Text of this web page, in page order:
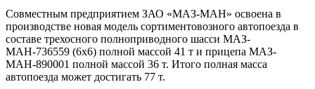
Совместным предприятием ЗАО «МАЗ-МАН» освоена в
производстве новая модель сортиментовозного автопоезда в
составе трехосного полноприводного шасси МАЗ-
МАН-736559 (6х6) полной массой 41 т и прицепа МАЗ-
МАН-890001 полной массой 36 т. Итого полная масса
автопоезда может достигать 77 т.